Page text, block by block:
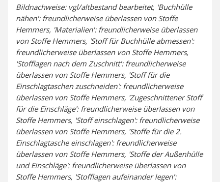
Bildnachweise: vgl/altbestand bearbeitet, 'Buchhülle
nähen': freundlicherweise überlassen von Stoffe
Hemmers, 'Materialien': freundlicherweise überlassen
von Stoffe Hemmers, 'Stoff für Buchhülle abmessen':
freundlicherweise überlassen von Stoffe Hemmers,
'Stofflagen nach dem Zuschnitt': freundlicherweise
überlassen von Stoffe Hemmers, 'Stoff für die
Einschlagtaschen zuschneiden': freundlicherweise
überlassen von Stoffe Hemmers, 'Zugeschnittener Stoff
für die Einschläge': freundlicherweise überlassen von
Stoffe Hemmers, 'Stoff einschlagen': freundlicherweise
überlassen von Stoffe Hemmers, 'Stoffe für die 2.
Einschlagtasche einschlagen': freundlicherweise
überlassen von Stoffe Hemmers, 'Stoffe der Außenhülle
und Einschläge': freundlicherweise überlassen von
Stoffe Hemmers, 'Stofflagen aufeinander legen':